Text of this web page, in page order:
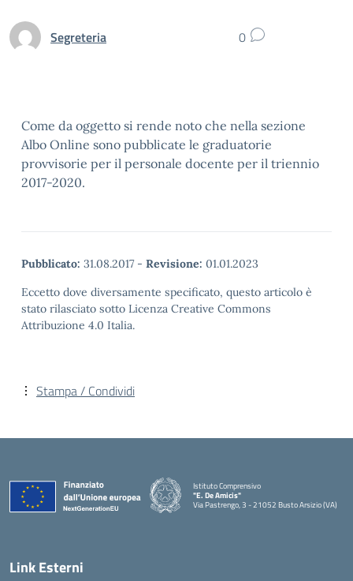
Segreteria 0
Come da oggetto si rende noto che nella sezione
Albo Online sono pubblicate le graduatorie
provvisorie per il personale docente per il triennio
2017-2020.
Pubblicato: 31.08.2017 - Revisione: 01.01.2023
Eccetto dove diversamente specificato, questo articolo è
stato rilasciato sotto Licenza Creative Commons
Attribuzione 4.0 Italia.
Stampa / Condividi
Istituto Comprensivo
"E. De Amicis"
Via Pastrengo, 3 - 21052 Busto Arsizio (VA)
Link Esterni